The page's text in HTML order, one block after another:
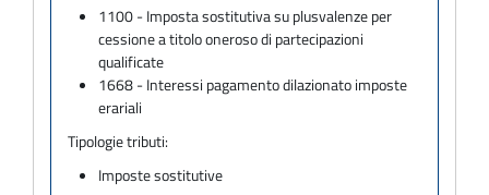
1100 - Imposta sostitutiva su plusvalenze per
cessione a titolo oneroso di partecipazioni
qualificate
1668 - Interessi pagamento dilazionato imposte
erariali
Tipologie tributi:
Imposte sostitutive